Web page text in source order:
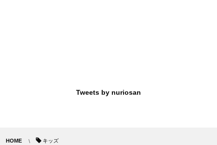
Tweets by nuriosan
HOME キッズ